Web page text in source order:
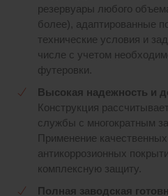
резервуары любого
более), адаптированные
технические условия и
числе с учетом
футеровки.
Высокая надежность и
Конструкция
службы с многократным
Применение
антикоррозионных
комплексную защиту.
Полная заводская